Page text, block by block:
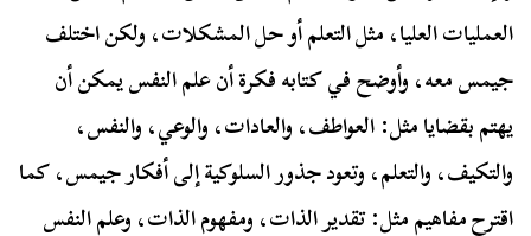
العمليات العليا، مثل التعلم أو حل المشكلات، ولكن اختلف
جيمس معه، وأوضح في كتابه فكرة أن علم النفس يمكن أن
يهتم بقضايا مثل: العواطف، والعادات، والوعي، والنفس،
والتكيف، والتعلم، وتعود جذور السلوكية إلى أفكار جيمس، كما
اقترح مفاهيم مثل: تقدير الذات، ومفهوم الذات، وعلم النفس